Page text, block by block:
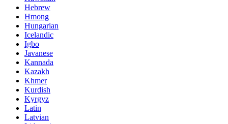
Hebrew
Hmong
Hungarian
Icelandic
Igbo
Javanese
Kannada
Kazakh
Khmer
Kurdish
Kyrgyz
Latin
Latvian